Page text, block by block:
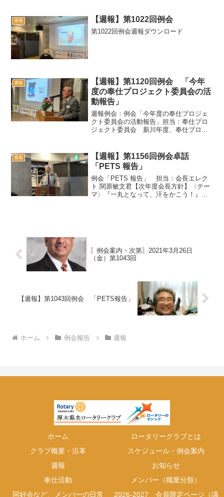
業課 推進一係長 安藤寛幸様と主事 羽畑
真悟様に...
週報 【週報】第1022回例会
第1022回例会週報ダウンロード
週報
【週報】第1120回例会 「今年
度の奉仕プロジェクト委員会の活
動報告」
週報例会：例会「今年度の奉仕プロジェ
クト委員会の活動報告」担当：奉仕プロ
ジェクト委員会 新川年度、奉仕プロジ
験授業については、教師の多忙化など問
題をかかえるなか、いろい...
週報
【週報】第1156回例会卓話
「PETS 報告」
例会「PETS 報告」 担当：会⾧エレク
ト 関原敏文君【次年度会長方針】〈テー
マ〉『一丸となって、汗をかこう！』こ
〖例会案内・次第〗2021年3月26日
（金）第1043回
【週報】第1043回例会 「PETS報告」
ホーム 例会報告 週報
ホーム
ロータリークラブとは
クラブ概要・沿革
スケジュール・例会案内
週報
お知らせ
奉仕活動
メンバー（職業分類）
同好会など、メンバーの日常
2026-2027 会員限定ページ（議